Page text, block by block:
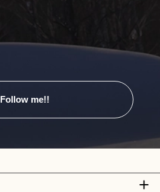
Follow me!!